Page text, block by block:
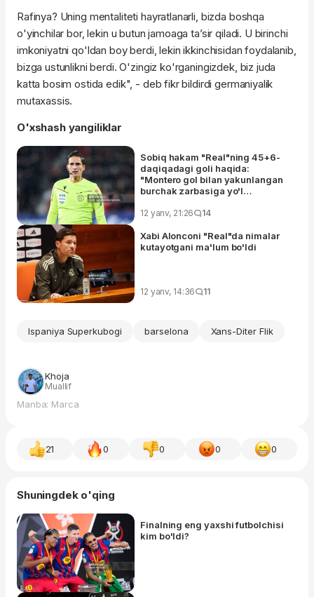
Rafinya? Uning mentaliteti hayratlanarli, bizda boshqa
o'yinchilar bor, lekin u butun jamoaga ta’sir qiladi. U birinchi
imkoniyatni qo'ldan boy berdi, lekin ikkinchisidan foydalanib,
bizga ustunlikni berdi. O'zingiz ko'rganingizdek, biz juda
katta bosim ostida edik", - deb fikr bildirdi germaniyalik
mutaxassis.
O'xshash yangiliklar
Sobiq hakam "Real"ning 45+6-
daqiqadagi goli haqida:
"Montero gol bilan yakunlangan
burchak zarbasiga yo'l
12 yanv, 21:26 14
Xabi Alonconi "Real"da nimalar
kutayotgani ma'lum bo'ldi
12 yanv, 14:36 11
Ispaniya Superkubogi barselona Xans-Diter Flik
Khoja
Muallif
Manba: Marca
21 0 0 0 0
Shuningdek o'qing
Finalning eng yaxshi futbolchisi
kim bo'ldi?